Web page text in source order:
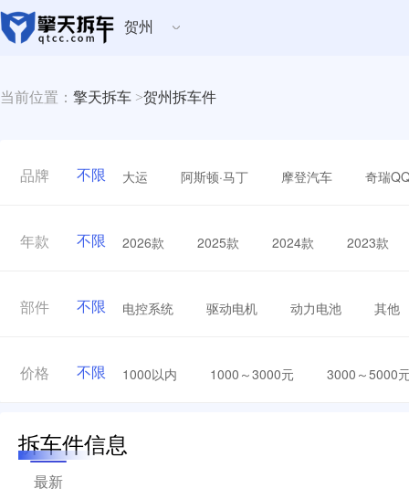
贺州
当前位置： 擎天拆车 >贺州拆车件
品牌 不限 大运 阿斯顿·马丁 摩登汽车 奇瑞
年款 不限 2026款 2025款 2024款 2023款
部件 不限 电控系统 驱动电机 动力电池 其他
价格 不限 1000以内 1000～3000元 3000～5000
拆车件信息
最新